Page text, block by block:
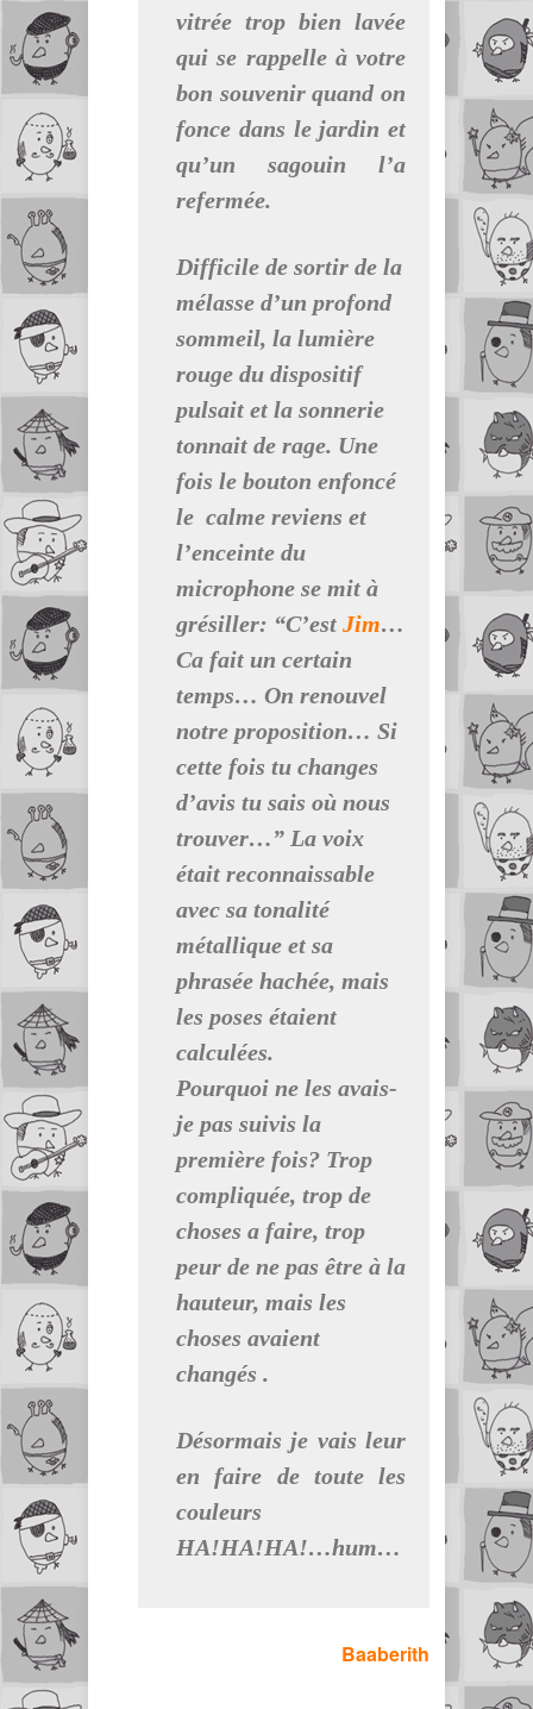
vitrée trop bien lavée
qui se rappelle à votre
bon souvenir quand on
fonce dans le jardin et
qu’un sagouin l’a
refermée.
Difficile de sortir de la
mélasse d’un profond
sommeil, la lumière
rouge du dispositif
pulsait et la sonnerie
tonnait de rage. Une
fois le bouton enfoncé
le calme reviens et
l’enceinte du
microphone se mit à
grésiller: “C’est Jim…
Ca fait un certain
temps… On renouvel
notre proposition… Si
cette fois tu changes
d’avis tu sais où nous
trouver…” La voix
était reconnaissable
avec sa tonalité
métallique et sa
phrasée hachée, mais
les poses étaient
calculées.
Pourquoi ne les avais-
je pas suivis la
première fois? Trop
compliquée, trop de
choses a faire, trop
peur de ne pas être à la
hauteur, mais les
choses avaient
changés .
Désormais je vais leur
en faire de toute les
couleurs
HA!HA!HA!…hum…
Baaberith